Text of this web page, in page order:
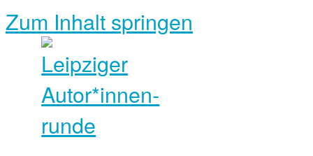
Zum Inhalt springen